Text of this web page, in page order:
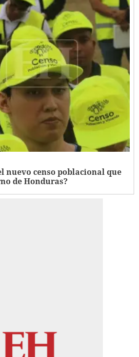
nuevo censo poblacional que
de Honduras?